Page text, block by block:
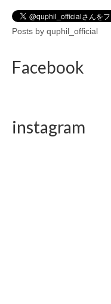
Posts by quphil_official
Facebook
instagram